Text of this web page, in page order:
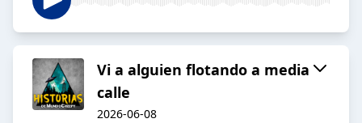
Vi a alguien flotando a media
calle
2026-06-08